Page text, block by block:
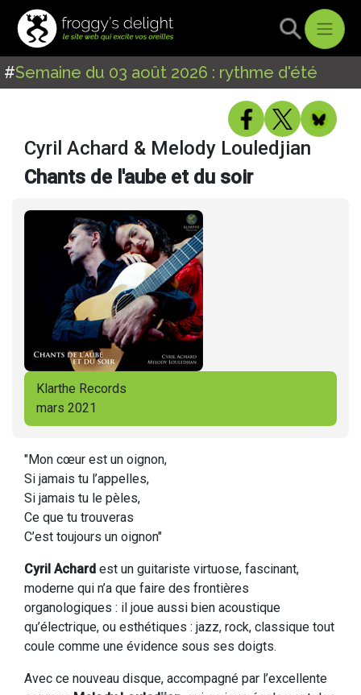
#Semaine du 03 août 2026 : rythme d'été
Cyril Achard & Melody Louledjian
Chants de l'aube et du soir
Klarthe Records
mars 2021
"Mon cœur est un oignon,
Si jamais tu l’appelles,
Si jamais tu le pèles,
Ce que tu trouveras
C’est toujours un oignon"
Cyril Achard est un guitariste virtuose, fascinant,
moderne qui n’a que faire des frontières
organologiques : il joue aussi bien acoustique
qu’électrique, ou esthétiques : jazz, rock, classique tout
coule comme une évidence sous ses doigts.
Avec ce nouveau disque, accompagné par l’excellente